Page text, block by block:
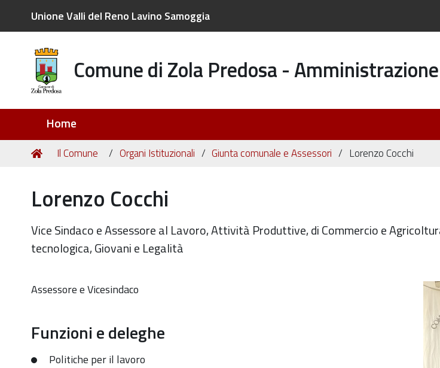
Unione Valli del Reno Lavino Samoggia
Comune di Zola Predosa -
Home
Tu
Home
Il Comune Organi Istituzionali Giunta comunale e Assessori Lorenzo Cocchi
Lorenzo Cocchi
Vice Sindaco e Assessore al Lavoro, Attività Produttive, di Commercio e
tecnologica, Giovani e Legalità
Assessore e Vicesindaco
Funzioni e deleghe
Politiche per il lavoro